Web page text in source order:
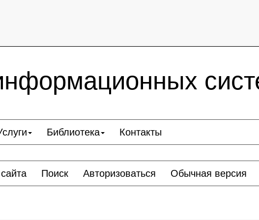
Библиотека Контакты
Поиск Авторизоваться Обычная версия